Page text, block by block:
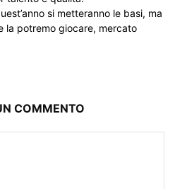
si metteranno le basi, ma
la potremo giocare, mercato
COMMENTO